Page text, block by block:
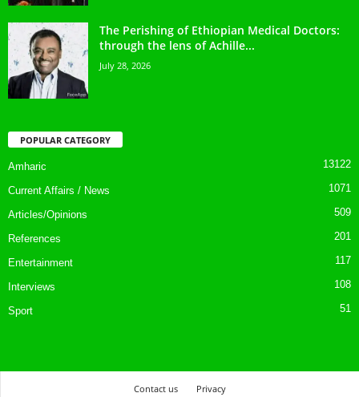
The Perishing of Ethiopian Medical Doctors:
through the lens of Achille...
July 28, 2026
POPULAR CATEGORY
Amharic 13122
Current Affairs / News 1071
Articles/Opinions 509
References 201
Entertainment 117
Interviews 108
Sport 51
Contact us Privacy